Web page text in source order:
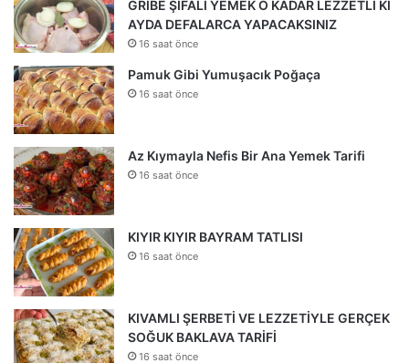
GRİBE ŞİFALİ YEMEK O KADAR LEZZETLİ Kİ
AYDA DEFALARCA YAPACAKSINIZ
16 saat önce
Pamuk Gibi Yumuşacık Poğaça
16 saat önce
Az Kıymayla Nefis Bir Ana Yemek Tarifi
16 saat önce
KIYIR KIYIR BAYRAM TATLISI
16 saat önce
KIVAMLI ŞERBETİ VE LEZZETİYLE GERÇEK
SOĞUK BAKLAVA TARİFİ
16 saat önce